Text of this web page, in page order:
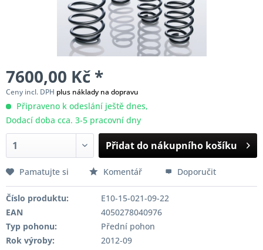
7600,00 Kč *
Ceny incl. DPH plus náklady na dopravu
Připraveno k odeslání ještě dnes,
Dodací doba cca. 3-5 pracovní dny
Přidat do nákupního košíku
Pamatujte si Komentář Doporučit
Číslo produktu:
E10-15-021-09-22
EAN
4050278040976
Typ pohonu:
Přední pohon
Rok výroby:
2012-09